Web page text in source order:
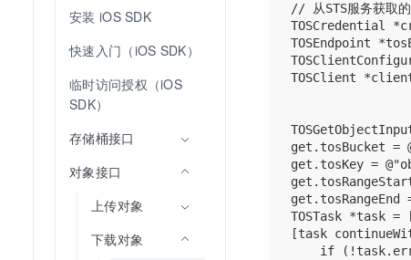
安装 iOS SDK
快速入门（iOS SDK）
临时访问授权（iOS
SDK）
存储桶接口
对象接口
上传对象
下载对象
// 从STS服务获取
TOSCredential
TOSEndpoint
TOSClient
get.tosBucket =
get.tosKey =
get.tosRangeEnd
TOSTask *task
[task
if